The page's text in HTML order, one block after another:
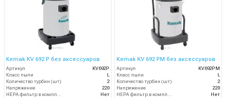
Kemak KV 692 P без аксессуаров
Артикул
KV692P
Класс пыли
L
Количество турбин (шт)
2
Напряжение
220
HEPA фильтр в комплекте
Нет
Kemak KV 692 PM без аксессуаров
Артикул
KV692PM
Класс пыли
L
Количество турбин (шт)
2
Напряжение
220
HEPA фильтр в комплекте
Нет